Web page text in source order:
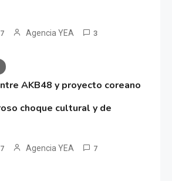
Agencia YEA 3
AKB48 y proyecto coreano
choque cultural y de
Agencia YEA 7